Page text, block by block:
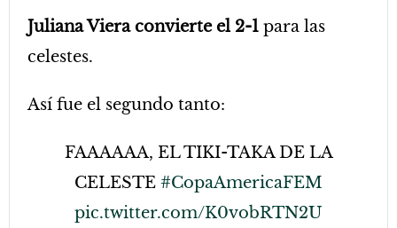
Juliana Viera convierte el 2-1 para las
celestes.
Así fue el segundo tanto:
FAAAAAA, EL TIKI-TAKA DE LA
CELESTE #CopaAmericaFEM
pic.twitter.com/K0vobRTN2U